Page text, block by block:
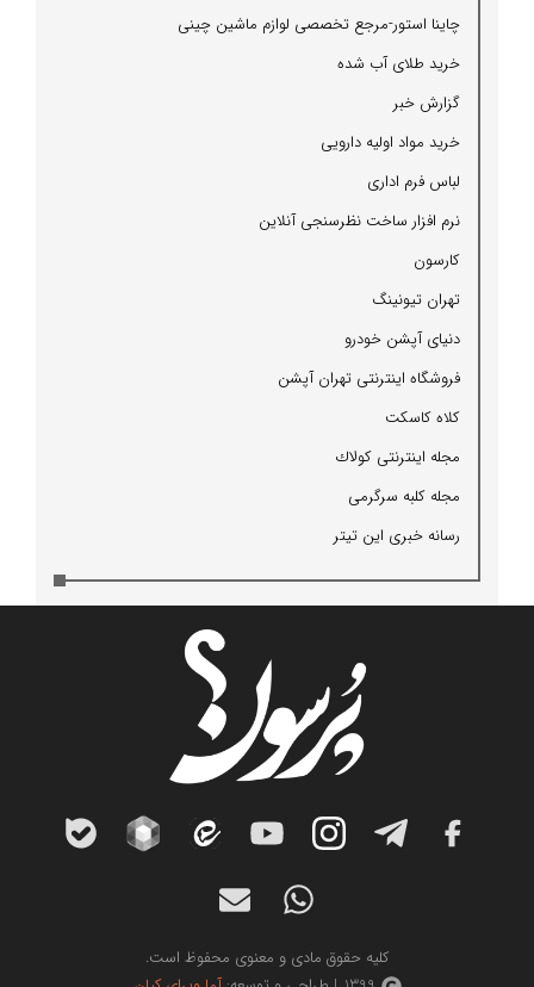
چاینا استور-مرجع تخصصی لوازم ماشین چینی
خرید طلای آب شده
گزارش خبر
خرید مواد اولیه دارویی
لباس فرم اداری
نرم افزار ساخت نظرسنجی آنلاین
كارسون
تهران تیونینگ
دنیای آپشن خودرو
فروشگاه اینترنتی تهران آپشن
كلاه كاسكت
مجله اینترنتی كولاك
مجله كلبه سرگرمی
رسانه خبری این تیتر
کلیه حقوق مادی و معنوی محفوظ است.